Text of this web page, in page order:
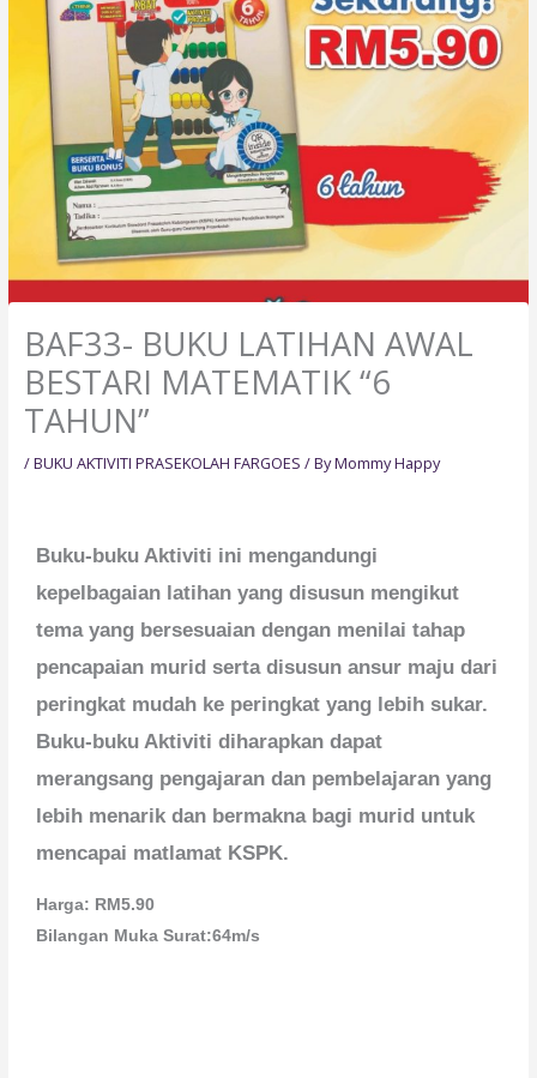
BAF33- BUKU LATIHAN AWAL
BESTARI MATEMATIK “6
TAHUN”
/BUKU AKTIVITI PRASEKOLAH FARGOES / ByMommy Happy
Buku-buku Aktiviti ini mengandungi
kepelbagaian latihan yang disusun mengikut
tema yang bersesuaian dengan menilai tahap
pencapaian murid serta disusun ansur maju dari
peringkat mudah ke peringkat yang lebih sukar.
Buku-buku Aktiviti diharapkan dapat
merangsang pengajaran dan pembelajaran yang
lebih menarik dan bermakna bagi murid untuk
mencapai matlamat KSPK.
Harga: RM5.90
Bilangan Muka Surat:64m/s